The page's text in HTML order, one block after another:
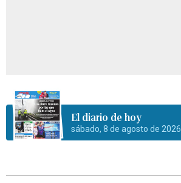
El diario de hoy
sábado, 8 de agosto de 2026